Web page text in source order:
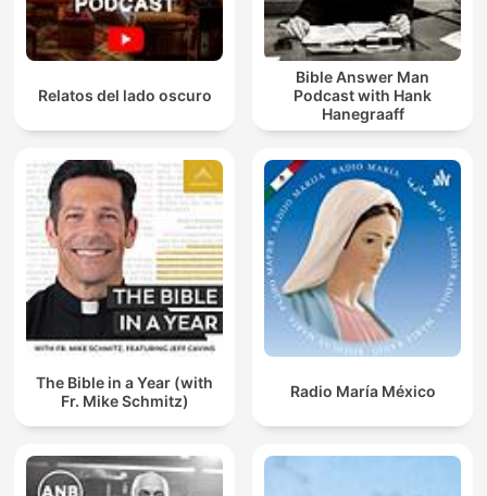
Relatos del lado oscuro
Bible Answer Man
Podcast with Hank
Hanegraaff
The Bible in a Year (with
Fr. Mike Schmitz)
Radio María México